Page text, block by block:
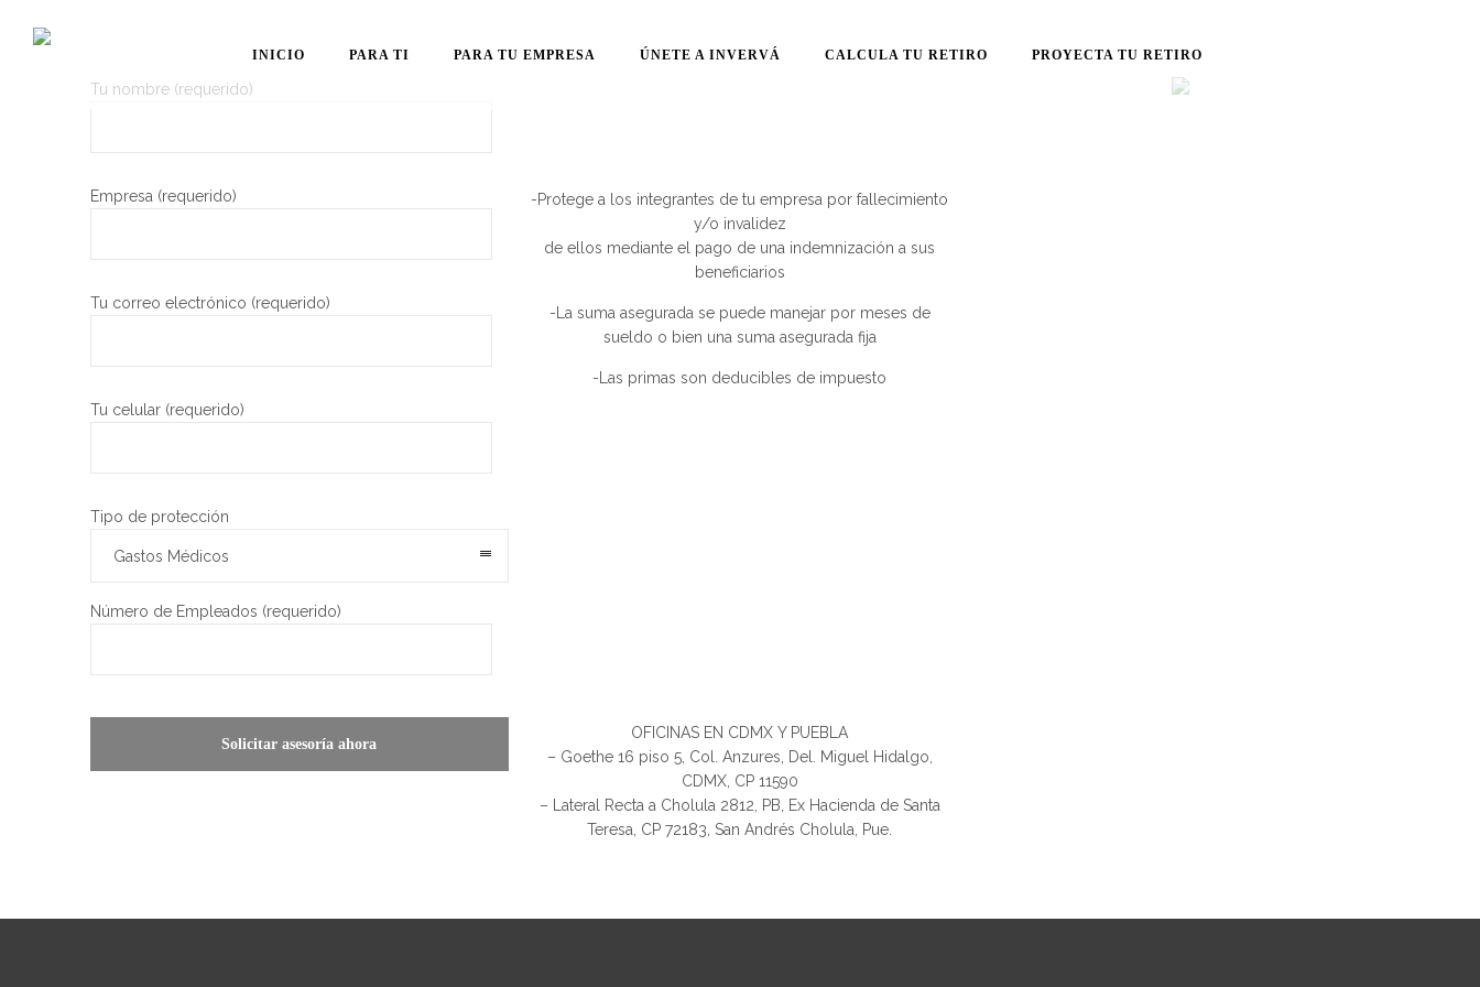
INICIO PARA TI PARA TU EMPRESA ÚNETE A INVERVÁ CALCULA TU RETIRO PROYECTA TU RETIRO
Tu nombre (requerido)
Empresa (requerido)
Tu correo electrónico (requerido)
Tu celular (requerido)
Tipo de protección
Gastos Médicos
Número de Empleados (requerido)
-Protege a los integrantes de tu empresa por fallecimiento
y/o invalidez
de ellos mediante el pago de una indemnización a sus
beneficiarios
-La suma asegurada se puede manejar por meses de
sueldo o bien una suma asegurada fija
-Las primas son deducibles de impuesto
OFICINAS EN CDMX Y PUEBLA
– Goethe 16 piso 5, Col. Anzures, Del. Miguel Hidalgo,
CDMX, CP 11590
– Lateral Recta a Cholula 2812, PB, Ex Hacienda de Santa
Teresa, CP 72183, San Andrés Cholula, Pue.